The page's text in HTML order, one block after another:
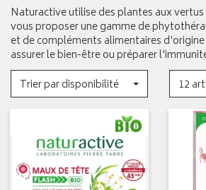
Naturactive utilise des plantes aux
vous proposer une gamme de
et de compléments alimentaires
assurer le bien-être ou préparer
Trier par disponibilité
12